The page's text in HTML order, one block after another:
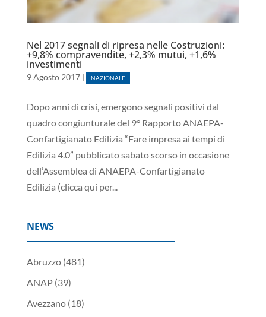
Nel 2017 segnali di ripresa nelle Costruzioni:
+9,8% compravendite, +2,3% mutui, +1,6%
investimenti
9 Agosto 2017| NAZIONALE
Dopo anni di crisi, emergono segnali positivi dal
quadro congiunturale del 9° Rapporto ANAEPA-
Confartigianato Edilizia “Fare impresa ai tempi di
Edilizia 4.0” pubblicato sabato scorso in occasione
dell’Assemblea di ANAEPA-Confartigianato
Edilizia (clicca qui per...
NEWS
Abruzzo(481)
ANAP(39)
Avezzano(18)